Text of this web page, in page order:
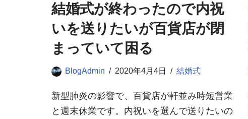
結婚式が終わったので内祝
いを送りたいが百貨店が閉
まっていて困る
BlogAdmin 2020年4月4日 結婚式
新型肺炎の影響で、百貨店が軒並み時短営業
と週末休業です。内祝いを選んで送りたいの